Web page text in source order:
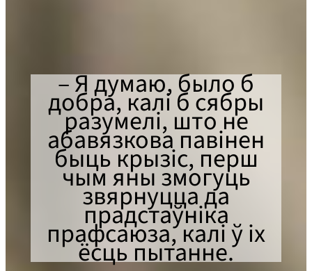
– Я думаю, было б
добра, калі б сябры
разумелі, што не
абавязкова павінен
быць крызіс, перш
чым яны змогуць
звярнуцца да
прадстаўніка
прафсаюза, калі ў іх
ёсць пытанне.